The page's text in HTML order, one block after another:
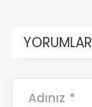
YORUMLAR
Adınız *